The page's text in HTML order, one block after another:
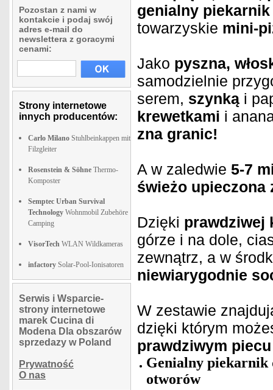
Pozostan z nami w
kontakcie i podaj swój
adres e-mail do
newslettera z goracymi
cenami:
Strony internetowe
innych producentów:
Carlo Milano Stuhlbeinkappen mit
Filzgleiter
Rosenstein & Söhne Thermo-
Komposter
Semptec Urban Survival
Technology Wohnmobil Zubehöre
Camping
VisorTech WLAN Wildkameras
infactory Solar-Pool-Ionisatoren
Serwis i Wsparcie-
strony internetowe
marek Cucina di
Modena Dla obszarów
sprzedazy w Poland
Prywatność
O nas
genialny
towarzyskie mini-
Jako pyszna,
samodzielnie
serem, szynką i
krewetkami i
zna granic!
A w zaledwie 5-7
świeżo upieczona
Dzięki prawdziwej
górze i na dole,
zewnątrz, a w
niewiarygodnie
W zestawie
dzięki którym
prawdziwym
Genialny piekarnik
otworów